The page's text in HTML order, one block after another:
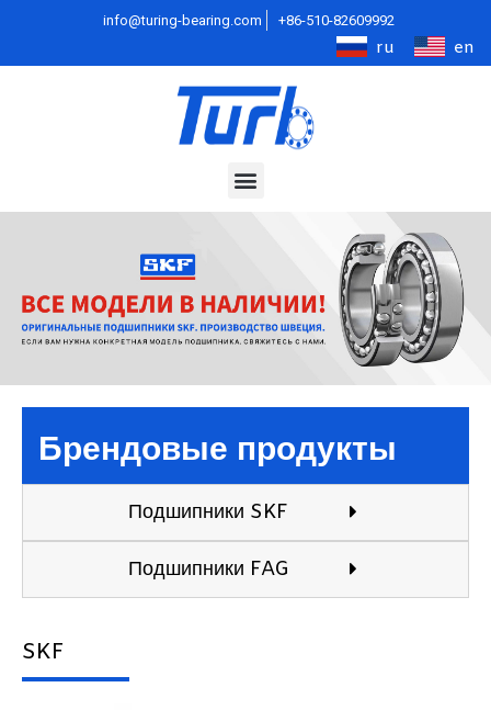
info@turing-bearing.com +86-510-82609992
ru en
Брендовые продукты
Подшипники SKF
Подшипники FAG
SKF